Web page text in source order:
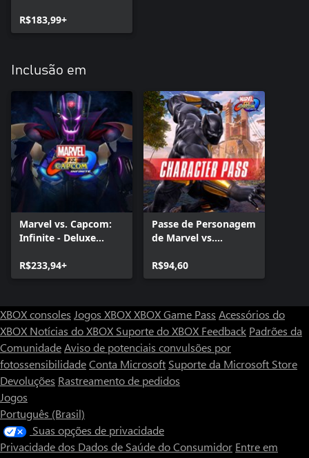
R$183,99+
Inclusão em
Marvel vs. Capcom:
Infinite - Deluxe
R$233,94+
Passe de Personagem
de Marvel vs.
R$94,60
XBOX consoles Jogos XBOXXBOX Game Pass Acessórios do
XBOX Notícias do XBOX Suporte do XBOX Feedback Padrões da
ComunidadeAviso de potenciais convulsões por
fotossensibilidadeConta Microsoft Suporte da Microsoft Store
Devoluções Rastreamento de pedidos
Jogos
Português (Brasil)
Suas opções de privacidade
Privacidade dos Dados de Saúde do Consumidor Entre em